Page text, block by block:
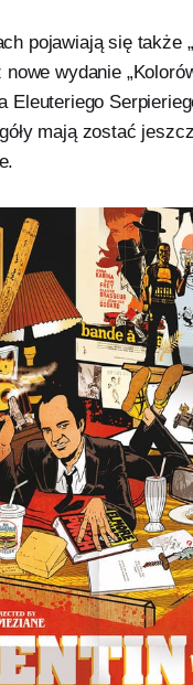
pojawiają się także
nowe wydanie
Eleuteriego
mają zostać